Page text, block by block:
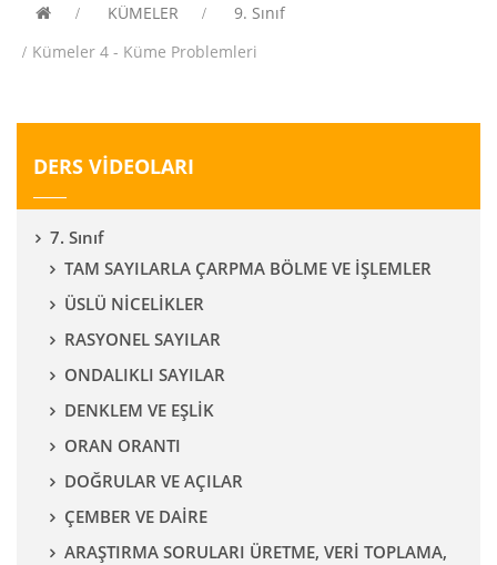
KÜMELER
9. Sınıf
Kümeler 4 - Küme Problemleri
DERS VİDEOLARI
7. Sınıf
TAM SAYILARLA ÇARPMA BÖLME VE İŞLEMLER
ÜSLÜ NİCELİKLER
RASYONEL SAYILAR
ONDALIKLI SAYILAR
DENKLEM VE EŞLİK
ORAN ORANTI
DOĞRULAR VE AÇILAR
ÇEMBER VE DAİRE
ARAŞTIRMA SORULARI ÜRETME, VERİ TOPLAMA,